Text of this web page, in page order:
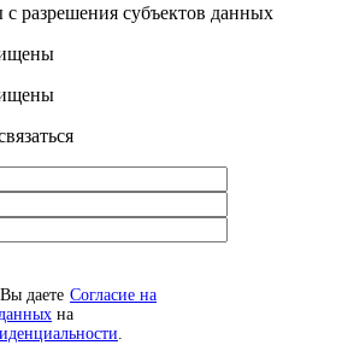
разрешения субъектов данных
даете Согласие на
на